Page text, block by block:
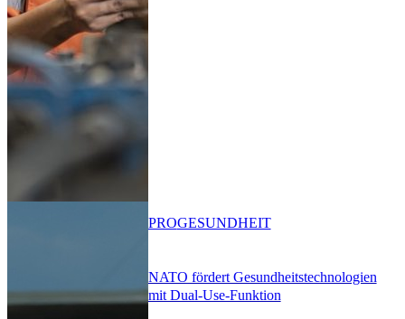
NATO fördert Gesundheitstechnologien
mit Dual-Use-Funktion
PROGESUNDHEIT